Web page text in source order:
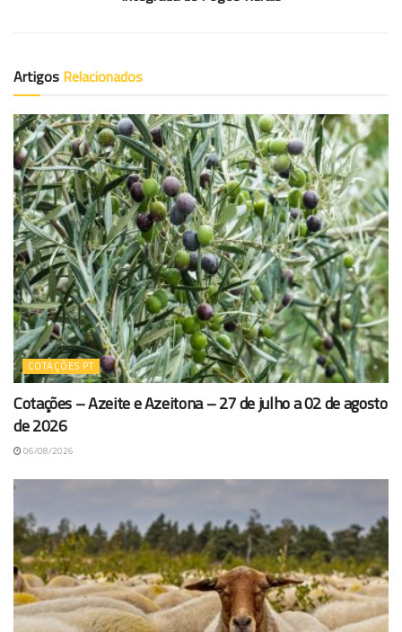
Artigos Relacionados
COTAÇÕES PT
Cotações – Azeite e Azeitona – 27 de julho a 02 de agosto
de 2026
06/08/2026